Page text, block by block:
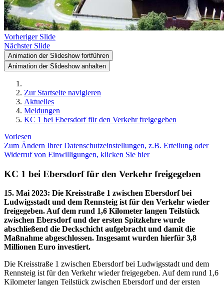
Vorheriger Slide
Nächster Slide
Animation der Slideshow fortführen
Animation der Slideshow anhalten
Zur Startseite navigieren
Aktuelles
Meldungen
KC 1 bei Ebersdorf für den Verkehr freigegeben
Vorlesen
Zum Ändern Ihrer Datenschutzeinstellungen, z.B. Erteilung oder
Widerruf von Einwilligungen, klicken Sie hier
KC 1 bei Ebersdorf für den Verkehr freigegeben
15. Mai 2023: Die Kreisstraße 1 zwischen Ebersdorf bei
Ludwigsstadt und dem Rennsteig ist für den Verkehr wieder
freigegeben. Auf dem rund 1,6 Kilometer langen Teilstück
zwischen Ebersdorf und der ersten Spitzkehre wurde
abschließend die Deckschicht aufgebracht und damit die
Maßnahme abgeschlossen. Insgesamt wurden hierfür 3,8
Millionen Euro investiert.
Die Kreisstraße 1 zwischen Ebersdorf bei Ludwigsstadt und dem
Rennsteig ist für den Verkehr wieder freigegeben. Auf dem rund 1,6
Kilometer langen Teilstück zwischen Ebersdorf und der ersten